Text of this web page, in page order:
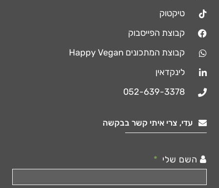
טיקטוק
קבוצת הפייסבוק
קבוצת המתכונים Happy Vegan
לינקדאין
052-639-3378
עדי, צרי איתי קשר בבקשה
השם שלי